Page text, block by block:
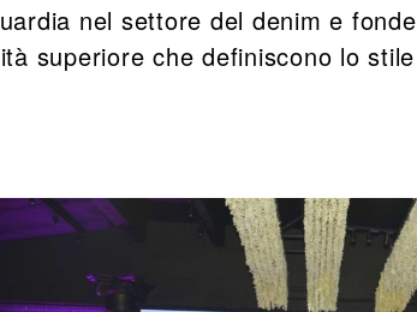
nel settore del denim e fonde
superiore che definiscono lo stile